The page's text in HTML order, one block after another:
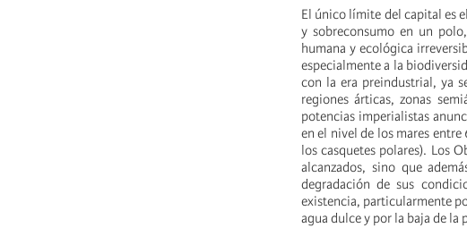
El único límite del capital es
y sobreconsumo en un
humana y ecológica
especialmente a la
con la era preindustrial, ya
regiones árticas, zonas
potencias imperialistas
en el nivel de los mares
los casquetes polares). Los
alcanzados, sino que
degradación de sus
existencia, particularmente
agua dulce y por la baja de